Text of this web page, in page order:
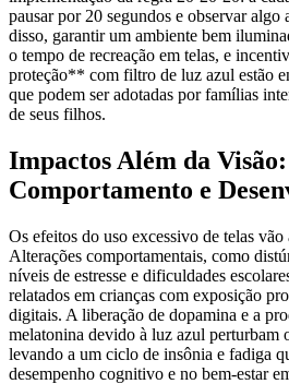
pausar por 20 segundos e observar algo
disso, garantir um ambiente bem
o tempo de recreação em telas, e
proteção** com filtro de luz azul estão
que podem ser adotadas por famílias
de seus filhos.
Impactos Além da Visão:
Comportamento e
Os efeitos do uso excessivo de telas
Alterações comportamentais, como
níveis de estresse e dificuldades
relatados em crianças com exposição
digitais. A liberação de dopamina e a
melatonina devido à luz azul
levando a um ciclo de insônia e fadiga
desempenho cognitivo e no bem-estar